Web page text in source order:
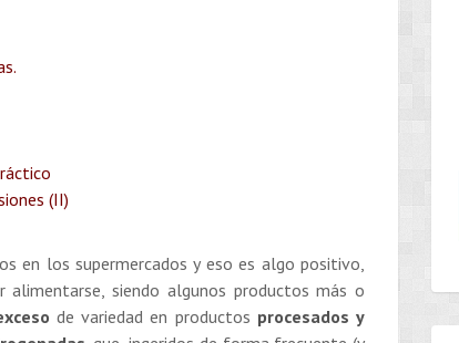
(II)
en los supermercados y eso es algo positivo,
siendo algunos productos más o
de variedad en productos procesados y